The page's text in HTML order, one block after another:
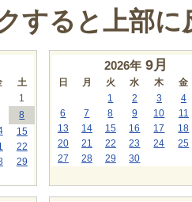
すると上部に
土
1
8
15
22
29
2026年 9月
日 月 火 水 木
金
1
2 3
4
6
7 8 9 10
11
13
14 15 16 17
18
20
21 22 23 24
25
27
28 29 30